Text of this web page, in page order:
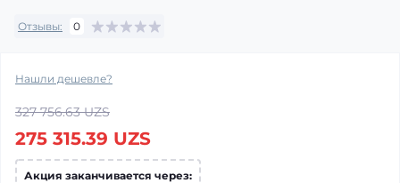
Отзывы: 0
Нашли дешевле?
327 756.63 UZS
275 315.39 UZS
Акция заканчивается через: